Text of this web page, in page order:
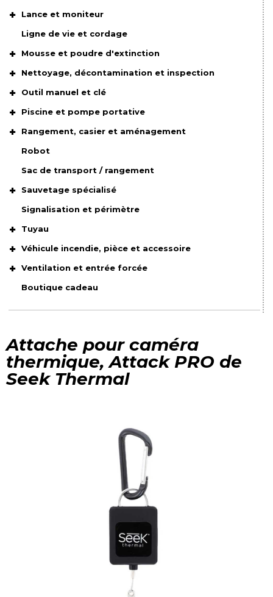
Lance et moniteur
Ligne de vie et cordage
Mousse et poudre d'extinction
Nettoyage, décontamination et inspection
Outil manuel et clé
Piscine et pompe portative
Rangement, casier et aménagement
Robot
Sac de transport / rangement
Sauvetage spécialisé
Signalisation et périmètre
Tuyau
Véhicule incendie, pièce et accessoire
Ventilation et entrée forcée
Boutique cadeau
Attache pour caméra
thermique, Attack PRO de
Seek Thermal